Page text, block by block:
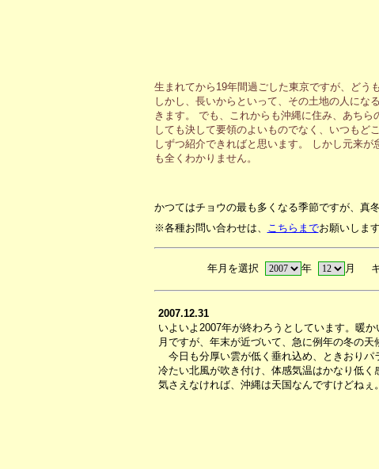
生まれてから19年間過ごした東京ですが、どう
しかし、長いからといって、その土地の人にな
きます。 でも、これからも沖縄に住み、あち
しても決して要領のよいものでなく、いつもど
しずつ紹介できればと思います。 しかし元来
も全くわかりません。
かつてはチョウの最も多くなる季節ですが、真
※各種お問い合わせは、 こちらまでお願いします
年月を選択 年 月 キ
2007.12.31
いよいよ2007年が終わろうとしています。暖
月ですが、年末が近づいて、急に例年の冬の天
今日も分厚い雲が低く垂れ込め、ときおりパ
冷たい北風が吹き付け、体感気温はかなり低く
気さえなければ、沖縄は天国なんですけどねぇ。